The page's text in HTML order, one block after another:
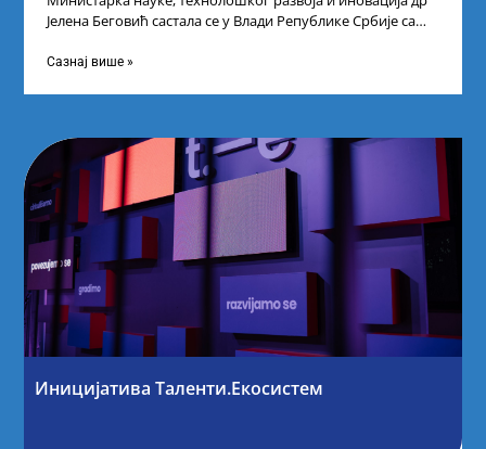
Јелена Беговић састала се у Влади Републике Србије са
Сазнај више »
Иницијатива Таленти.Екосистем